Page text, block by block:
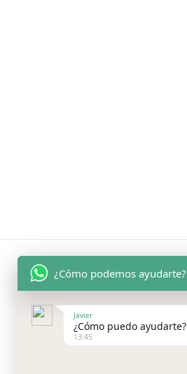
¿Cómo podemos ayudarte?
Javier
¿Cómo puedo ayudarte?
13:45